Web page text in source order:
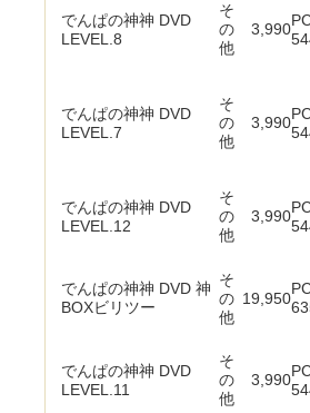
でんぱの神神 DVD
LEVEL.8
そ
の
他
3,990
でんぱの神神 DVD
LEVEL.7
そ
の
他
3,990
でんぱの神神 DVD
LEVEL.12
そ
の
他
3,990
でんぱの神神 DVD 神
BOXビリツー
そ
の
他
19,950
でんぱの神神 DVD
LEVEL.11
そ
の
他
3,990